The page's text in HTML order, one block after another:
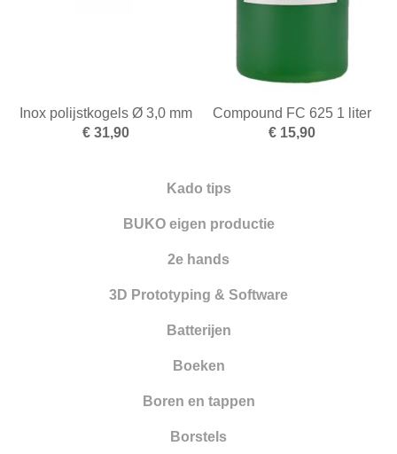
Stempelen
Kado tips
BUKO eigen productie
2e hands
3D Prototyping & Software
Batterijen
Boeken
Boren en tappen
Borstels
Inox polijstkogels Ø 3,0 mm
€ 31,90
Compound FC 625 1 liter
€ 15,90